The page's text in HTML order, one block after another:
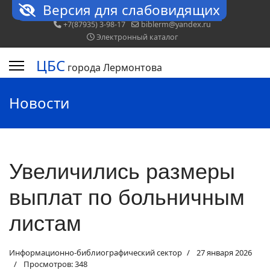
Версия для слабовидящих
+7(87935) 3-98-17
biblerm@yandex.ru
Электронный каталог
ЦБС города Лермонтова
Новости
Увеличились размеры
выплат по больничным
листам
Информационно-библиографический сектор
27 января 2026
Просмотров: 348